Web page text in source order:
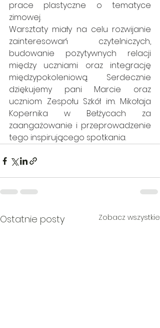
prace plastyczne o tematyce
zimowej.
Warsztaty miały na celu rozwijanie
zainteresowań czytelniczych,
budowanie pozytywnych relacji
między uczniami oraz integrację
międzypokoleniową. Serdecznie
dziękujemy pani Marcie oraz
uczniom Zespołu Szkół im. Mikołaja
Kopernika w Bełżycach za
zaangażowanie i przeprowadzenie
tego inspirującego spotkania.
Ostatnie posty Zobacz wszystkie